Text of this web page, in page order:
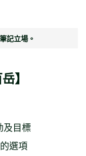
記立場。
】
及目標
選項